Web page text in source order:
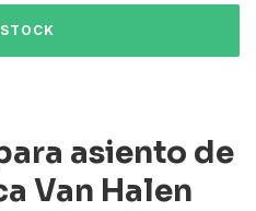
asiento de
Van Halen